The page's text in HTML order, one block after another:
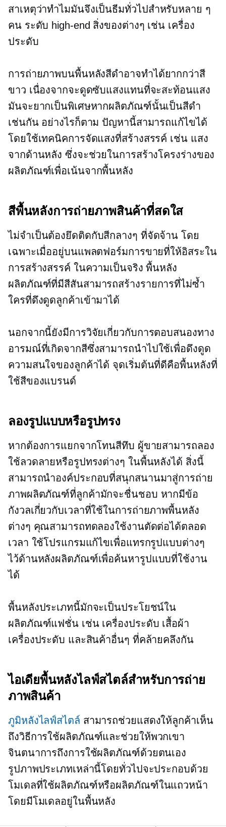
สาเหตุว่าทำไมมันจึงเป็นธีมทั่วไปสำหรับหลาย ๆ
คน ระดับ high-end สิ่งของต่างๆ เช่น เครื่อง
ประดับ
การถ่ายภาพบนพื้นหลังสีดำอาจทำได้ยากกว่าสี
ขาว เนื่องจากจะดูดซับแสงแทนที่จะสะท้อนแสง
มันจะยากเป็นพิเศษหากผลิตภัณฑ์นั้นเป็นสีดำ
เช่นกัน อย่างไรก็ตาม ปัญหานี้สามารถแก้ไขได้
โดยใช้เทคนิคการจัดแสงที่สร้างสรรค์ เช่น แสง
จากด้านหลัง ซึ่งจะช่วยในการสร้างโครงร่างของ
ผลิตภัณฑ์เพื่อเน้นจากพื้นหลัง
สีพื้นหลังการถ่ายภาพสินค้าที่สดใส
ไม่จำเป็นต้องยึดติดกับสีกลางๆ ที่จัดจ้าน โดย
เฉพาะเมื่ออยู่บนแพลตฟอร์มการขายที่ให้อิสระใน
การสร้างสรรค์ ในความเป็นจริง พื้นหลัง
ผลิตภัณฑ์ที่มีสีสันสามารถสร้างรายการที่ไม่ซ้ำ
ใครที่ดึงดูดลูกค้าเข้ามาได้
นอกจากนี้ยังมีการวิจัยเกี่ยวกับการตอบสนองทาง
อารมณ์ที่เกิดจากสีซึ่งสามารถนำไปใช้เพื่อดึงดูด
ความสนใจของลูกค้าได้ จุดเริ่มต้นที่ดีคือพื้นหลังที่
ใช้สีของแบรนด์
ลองรูปแบบหรือรูปทรง
หากต้องการแยกจากโทนสีทึบ ผู้ขายสามารถลอง
ใช้ลวดลายหรือรูปทรงต่างๆ ในพื้นหลังได้ สิ่งนี้
สามารถนำองค์ประกอบที่สนุกสนานมาสู่การถ่าย
ภาพผลิตภัณฑ์ที่ลูกค้ามักจะชื่นชอบ หากมีข้อ
กังวลเกี่ยวกับเวลาที่ใช้ในการถ่ายภาพพื้นหลัง
ต่างๆ คุณสามารถทดลองใช้งานตัดต่อได้ตลอด
เวลา ใช้โปรแกรมแก้ไขเพื่อแทรกรูปแบบต่างๆ
ไว้ด้านหลังผลิตภัณฑ์เพื่อค้นหารูปแบบที่ใช้งาน
ได้
พื้นหลังประเภทนี้มักจะเป็นประโยชน์ใน
ผลิตภัณฑ์แฟชั่น เช่น เครื่องประดับ เสื้อผ้า
เครื่องประดับ และสินค้าอื่นๆ ที่คล้ายคลึงกัน
ไอเดียพื้นหลังไลฟ์สไตล์สำหรับการถ่าย
ภาพสินค้า
ภูมิหลังไลฟ์สไตล์ สามารถช่วยแสดงให้ลูกค้าเห็น
ถึงวิธีการใช้ผลิตภัณฑ์และช่วยให้พวกเขา
จินตนาการถึงการใช้ผลิตภัณฑ์ด้วยตนเอง
รูปภาพประเภทเหล่านี้โดยทั่วไปจะประกอบด้วย
โมเดลที่ใช้ผลิตภัณฑ์หรือผลิตภัณฑ์ในแถวหน้า
โดยมีโมเดลอยู่ในพื้นหลัง